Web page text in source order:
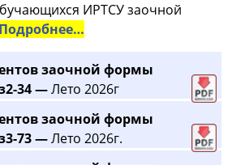
ИРТСУ заочной
Подробнее…
заочной формы
34 —Лето 2026г
заочной формы
73 —Лето 2026г.